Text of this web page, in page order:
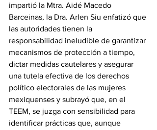
impartió la Mtra. Aidé Macedo
Barceinas, la Dra. Arlen Siu enfatizó que
las autoridades tienen la
responsabilidad ineludible de garantizar
mecanismos de protección a tiempo,
dictar medidas cautelares y asegurar
una tutela efectiva de los derechos
político electorales de las mujeres
mexiquenses y subrayó que, en el
TEEM, se juzga con sensibilidad para
identificar prácticas que, aunque